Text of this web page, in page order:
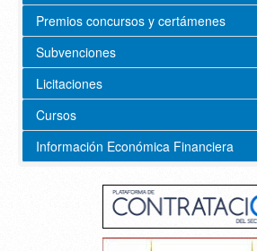
Premios concursos y certámenes
Subvenciones
Licitaciones
Cursos
Información Económica Financiera